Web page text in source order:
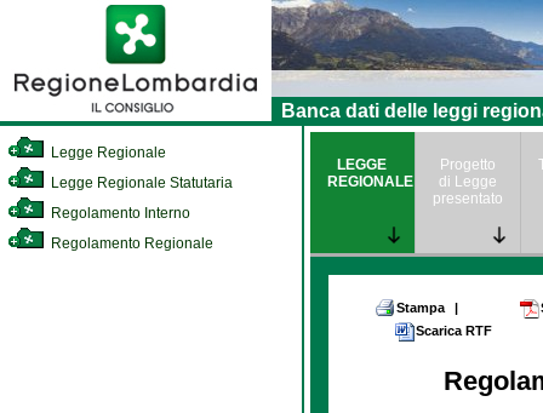
Banca dati delle leggi
Legge Regionale
Legge Regionale Statutaria
Regolamento Interno
Regolamento Regionale
LEGGE
REGIONALE
Progetto
di Legge
presentato
Stampa |
Scarica RTF